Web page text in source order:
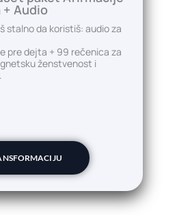
+ Audio
stalno da koristiš: audio za
pre dejta + 99 rečenica za
ženstvenost i